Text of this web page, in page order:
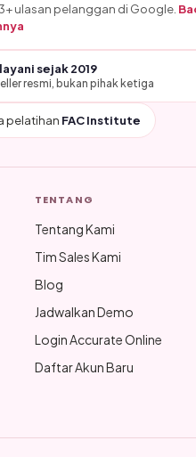
ulasan pelanggan di Google.
sejak 2019
resmi, bukan pihak ketiga
pelatihan FAC Institute
TENTANG
Tentang Kami
Tim Sales Kami
Blog
Jadwalkan Demo
Login Accurate Online
Daftar Akun Baru